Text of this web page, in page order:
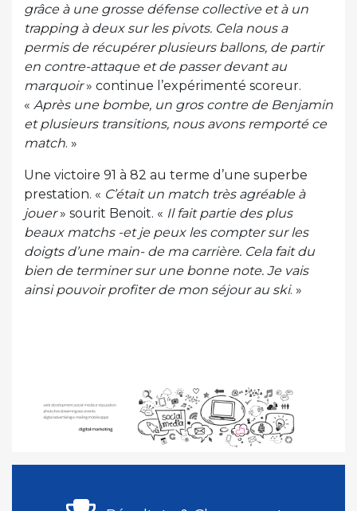
grâce à une grosse défense collective et à un
trapping à deux sur les pivots. Cela nous a
permis de récupérer plusieurs ballons, de partir
en contre-attaque et de passer devant au
marquoir» continue l’expérimenté scoreur.
« Après une bombe, un gros contre de Benjamin
et plusieurs transitions, nous avons remporté ce
match. »
Une victoire 91 à 82 au terme d’une superbe
prestation. « C’était un match très agréable à
jouer» sourit Benoit. « Il fait partie des plus
beaux matchs -et je peux les compter sur les
doigts d’une main- de ma carrière. Cela fait du
bien de terminer sur une bonne note. Je vais
ainsi pouvoir profiter de mon séjour au ski. »